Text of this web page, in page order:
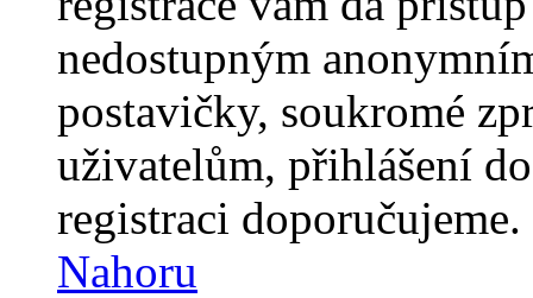
nedostupným
postavičky, soukromé
uživatelům, přihlášení
registraci
Nahoru